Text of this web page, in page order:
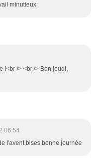
minutieux.
!<br /> <br /> Bon jeudi,
06:54
l'avent bises bonne journée